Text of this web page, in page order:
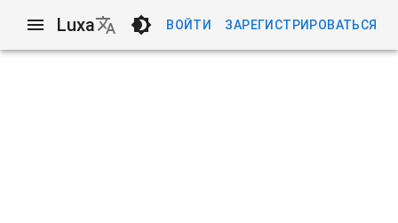
Luxa ВОЙТИ ЗАРЕГИСТРИРОВАТЬСЯ